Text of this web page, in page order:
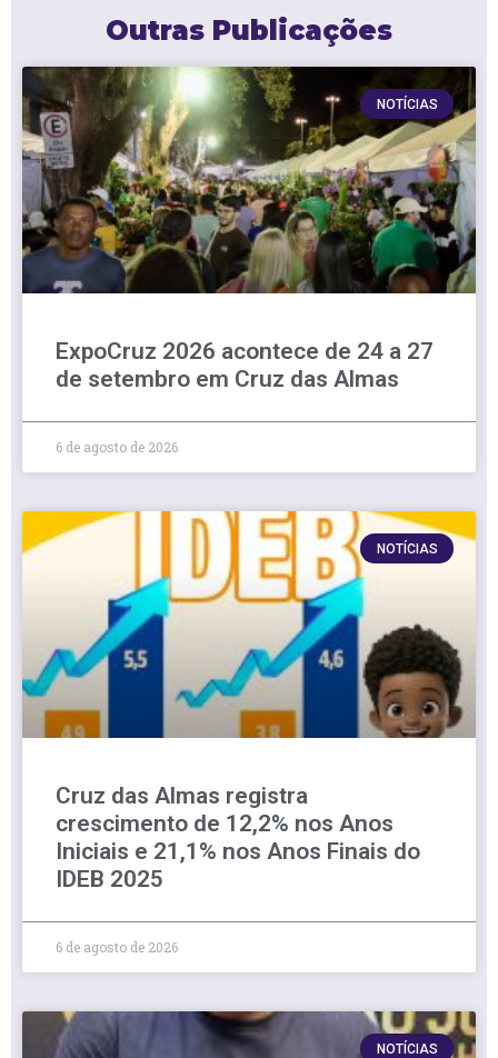
Outras Publicações
NOTÍCIAS
ExpoCruz 2026 acontece de 24 a 27
de setembro em Cruz das Almas
6 de agosto de 2026
NOTÍCIAS
Cruz das Almas registra
crescimento de 12,2% nos Anos
Iniciais e 21,1% nos Anos Finais do
IDEB 2025
6 de agosto de 2026
NOTÍCIAS